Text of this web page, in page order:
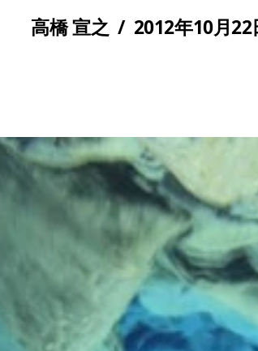
高橋 宣之 / 2012年10月22